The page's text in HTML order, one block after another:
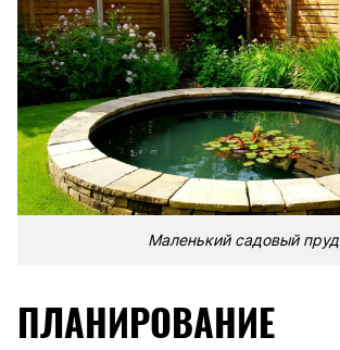
Маленький садовый пруд
ПЛАНИРОВАНИЕ